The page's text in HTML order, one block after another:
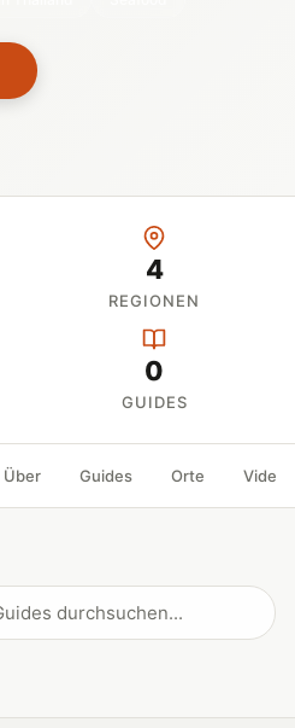
4
REGIONEN
0
GUIDES
Über Guides Orte Videos